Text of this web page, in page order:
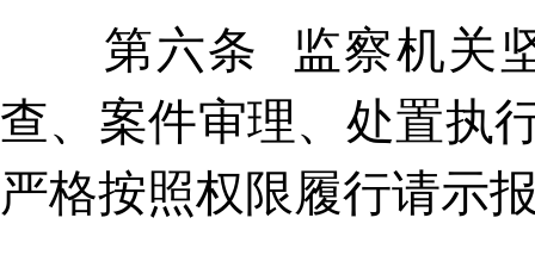
第六条 监察机关坚
查、案件审理、处置执
严格按照权限履行请示